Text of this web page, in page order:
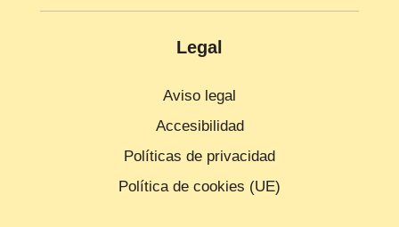
Legal
Aviso legal
Accesibilidad
Políticas de privacidad
Política de cookies (UE)